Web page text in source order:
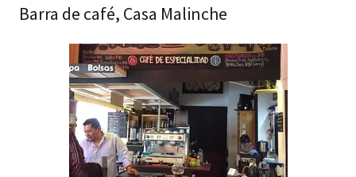
Barra de café, Casa Malinche